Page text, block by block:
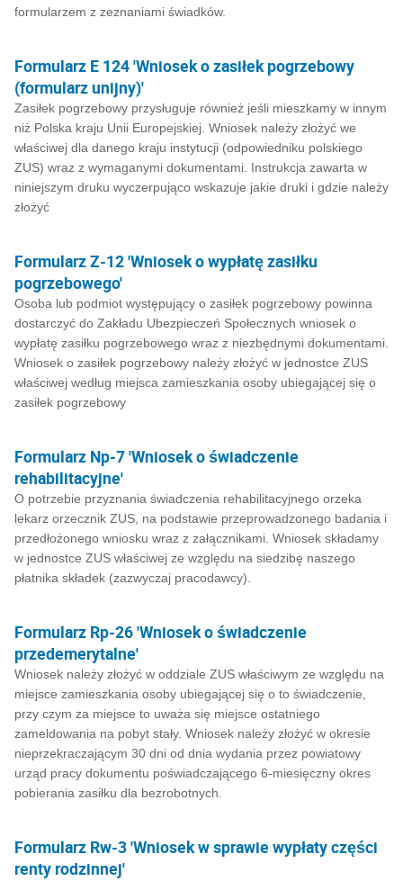
formularzem z zeznaniami świadków.
Formularz E 124 'Wniosek o zasiłek pogrzebowy
(formularz unijny)'
Zasiłek pogrzebowy przysługuje również jeśli mieszkamy w innym
niż Polska kraju Unii Europejskiej. Wniosek należy złożyć we
właściwej dla danego kraju instytucji (odpowiedniku polskiego
ZUS) wraz z wymaganymi dokumentami. Instrukcja zawarta w
niniejszym druku wyczerpująco wskazuje jakie druki i gdzie należy
złożyć
Formularz Z-12 'Wniosek o wypłatę zasiłku
pogrzebowego'
Osoba lub podmiot występujący o zasiłek pogrzebowy powinna
dostarczyć do Zakładu Ubezpieczeń Społecznych wniosek o
wypłatę zasiłku pogrzebowego wraz z niezbędnymi dokumentami.
Wniosek o zasiłek pogrzebowy należy złożyć w jednostce ZUS
właściwej według miejsca zamieszkania osoby ubiegającej się o
zasiłek pogrzebowy
Formularz Np-7 'Wniosek o świadczenie
rehabilitacyjne'
O potrzebie przyznania świadczenia rehabilitacyjnego orzeka
lekarz orzecznik ZUS, na podstawie przeprowadzonego badania i
przedłożonego wniosku wraz z załącznikami. Wniosek składamy
w jednostce ZUS właściwej ze względu na siedzibę naszego
płatnika składek (zazwyczaj pracodawcy).
Formularz Rp-26 'Wniosek o świadczenie
przedemerytalne'
Wniosek należy złożyć w oddziale ZUS właściwym ze względu na
miejsce zamieszkania osoby ubiegającej się o to świadczenie,
przy czym za miejsce to uważa się miejsce ostatniego
zameldowania na pobyt stały. Wniosek należy złożyć w okresie
nieprzekraczającym 30 dni od dnia wydania przez powiatowy
urząd pracy dokumentu poświadczającego 6-miesięczny okres
pobierania zasiłku dla bezrobotnych.
Formularz Rw-3 'Wniosek w sprawie wypłaty części
renty rodzinnej'